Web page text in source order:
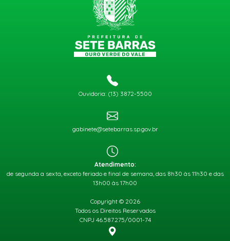
Ouvidoria: (13) 3872-5500
gabinete@setebarras.sp.gov.br
Atendimento:
de segunda a sexta, exceto feriado e final de semana, das 8h30 às 11h30 e das
13h00 às 17h00
Copyright © 2026
Todos os Direitos Reservados
CNPJ 46.587.275/0001-74